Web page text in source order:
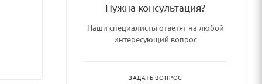
Нужна консультация?
Наши специалисты ответят на любой
интересующий вопрос
ЗАДАТЬ ВОПРОС